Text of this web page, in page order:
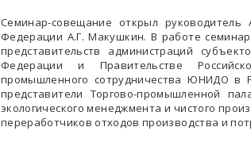
Семинар-совещание открыл руководитель
Федерации А.Г. Макушкин. В работе
представительств администраций
Федерации и Правительстве
промышленного сотрудничества ЮНИДО в
представители Торгово-промышленной
экологического менеджмента и чистого
переработчиков отходов производства и